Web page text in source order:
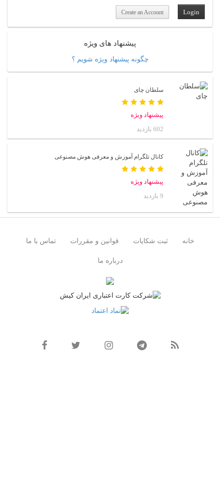
Create an Account
پیشنهاد های ویژه
چگونه پیشنهاد ویژه شویم ؟
سلطان چای
پیشنهاد ویژه
602 بازدید
کانال تلگرام آموزش و معرفی هوش مصنوعی
پیشنهاد ویژه
9 بازدید
خانه ثبت شکایات قوانین و مقررات تماس با ما
درباره ما